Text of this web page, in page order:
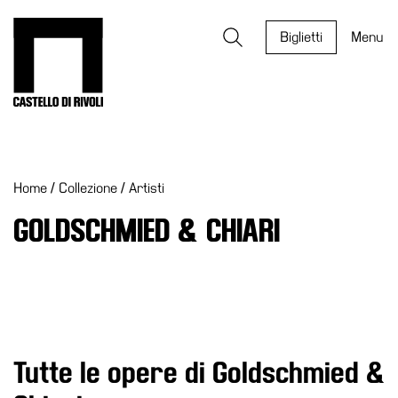
Ricerca Biglietti Menu
Eventi
Archivi
del
Accessibilità
Home / Collezione / Artisti
GOLDSCHMIED & CHIARI
Tutte le opere di Goldschmied &